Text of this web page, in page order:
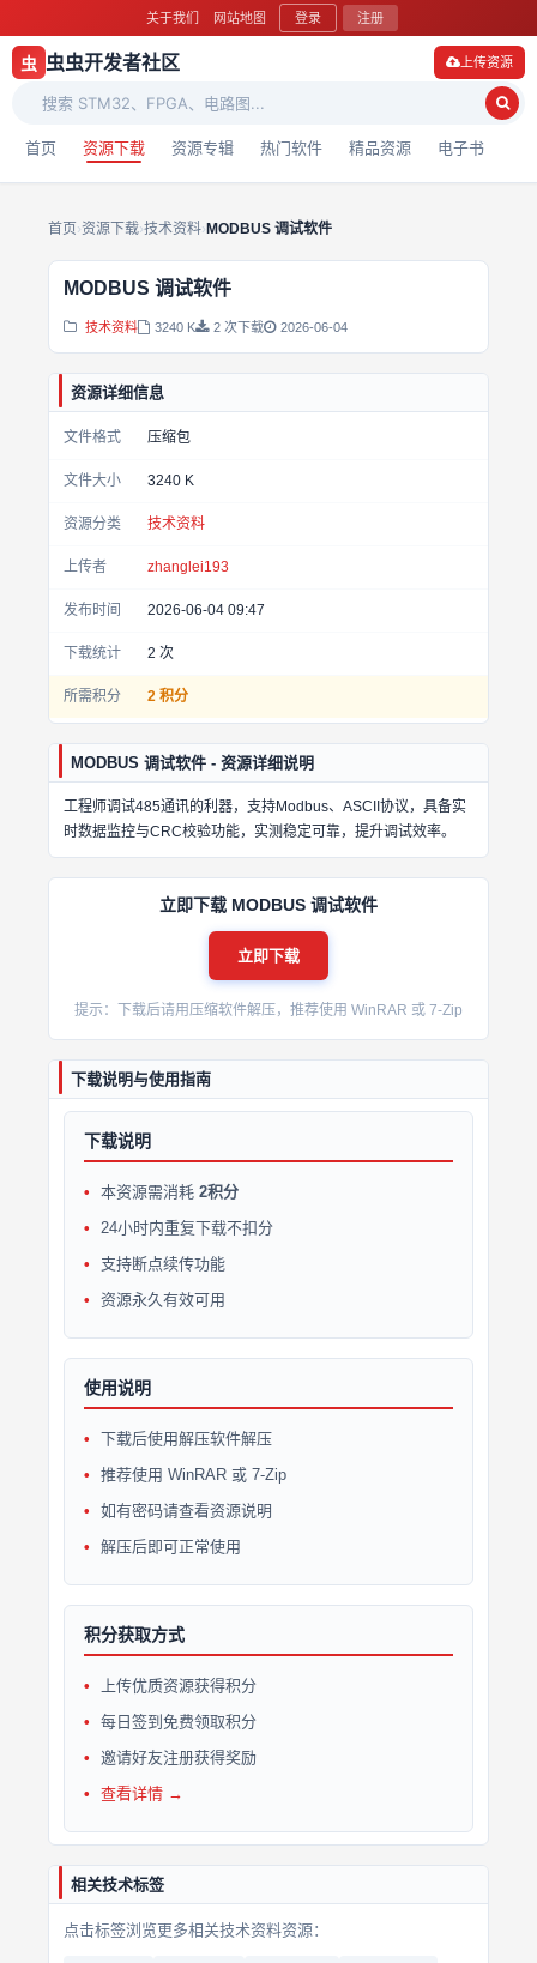
关于我们 网站地图 登录 注册
虫 虫虫开发者社区
首页 资源下载 资源专辑 热门软件 精品资源 电子书
上传资源
首页›资源下载›技术资料› MODBUS 调试软件
MODBUS 调试软件
技术资料 3240 K 2 次下载 2026-06-04
资源详细信息
文件格式 压缩包
文件大小 3240 K
资源分类 技术资料
上传者 zhanglei193
发布时间 2026-06-04 09:47
下载统计 2 次
所需积分 2 积分
MODBUS 调试软件 - 资源详细说明
工程师调试485通讯的利器，支持Modbus、ASCII协议，具备实
时数据监控与CRC校验功能，实测稳定可靠，提升调试效率。
立即下载 MODBUS 调试软件
立即下载
提示：下载后请用压缩软件解压，推荐使用 WinRAR 或 7-Zip
下载说明与使用指南
下载说明
本资源需消耗 2积分
24小时内重复下载不扣分
支持断点续传功能
资源永久有效可用
使用说明
下载后使用解压软件解压
推荐使用 WinRAR 或 7-Zip
如有密码请查看资源说明
解压后即可正常使用
积分获取方式
上传优质资源获得积分
每日签到免费领取积分
邀请好友注册获得奖励
查看详情 →
相关技术标签
点击标签浏览更多相关技术资料资源：